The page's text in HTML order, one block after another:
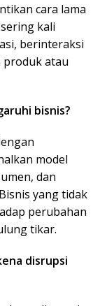
cara lama
kali
berinteraksi
produk atau
bisnis?
model
dan
yang tidak
perubahan
tikar.
disrupsi